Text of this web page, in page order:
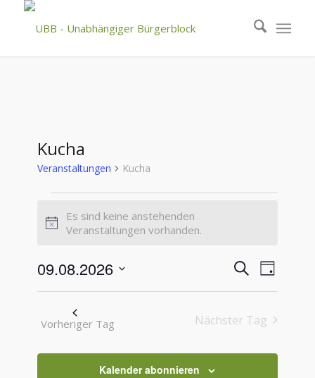
Kucha
Veranstaltungen Kucha
für
9,
2026
Hinweis
Es sind keine anstehenden
Veranstaltungen vorhanden.
Suche
und
SucheTag
09.08.2026
Vorheriger Tag Nächster Tag
Kalender abonnieren